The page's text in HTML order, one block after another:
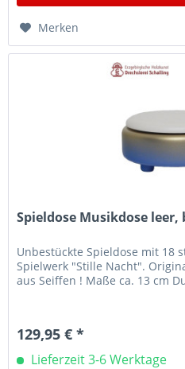
Merken
Spieldose Musikdose
Unbestückte Spieldose mit 18
Spielwerk "Stille Nacht".
aus Seiffen ! Maße ca. 13 cm
129,95 € *
Lieferzeit 3-6 Werktage